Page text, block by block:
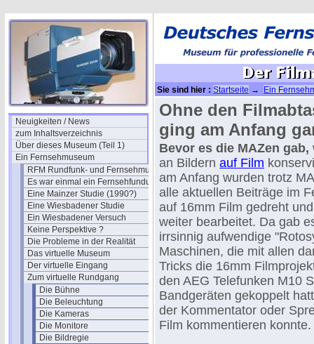
Neuigkeiten / News
zum Inhaltsverzeichnis
Über dieses Museum (Teil 1)
Ein Fernsehmuseum
RFM Rundfunk- und Fernsehmuseum
Es war einmal ein Fernsehfundus
Eine Mainzer Studie (1990?)
Eine Wiesbadener Studie
Ein Wiesbadener Versuch
Keine Perspektive ?
Die Probleme in der Realität
Das virtuelle Museum
Der virtuelle Eingang
Zum virtuelle Rundgang
Die Bühne
Die Beleuchtung
Die Kameras
Die Monitore
Die Bildregie
Sie sind hier : Startseite → Ein
Ohne den
ging am Anfang
Bevor es die MAZen gab,
an Bildern auf Film
am Anfang wurden trotz
alle aktuellen Beiträge im
auf 16mm Film gedreht
weiter bearbeitet. Da gab
irrsinnig aufwendige
Maschinen, die mit allen
Tricks die 16mm
den AEG Telefunken M10
Bandgeräten gekoppelt
der Kommentator oder
Film kommentieren konnte.